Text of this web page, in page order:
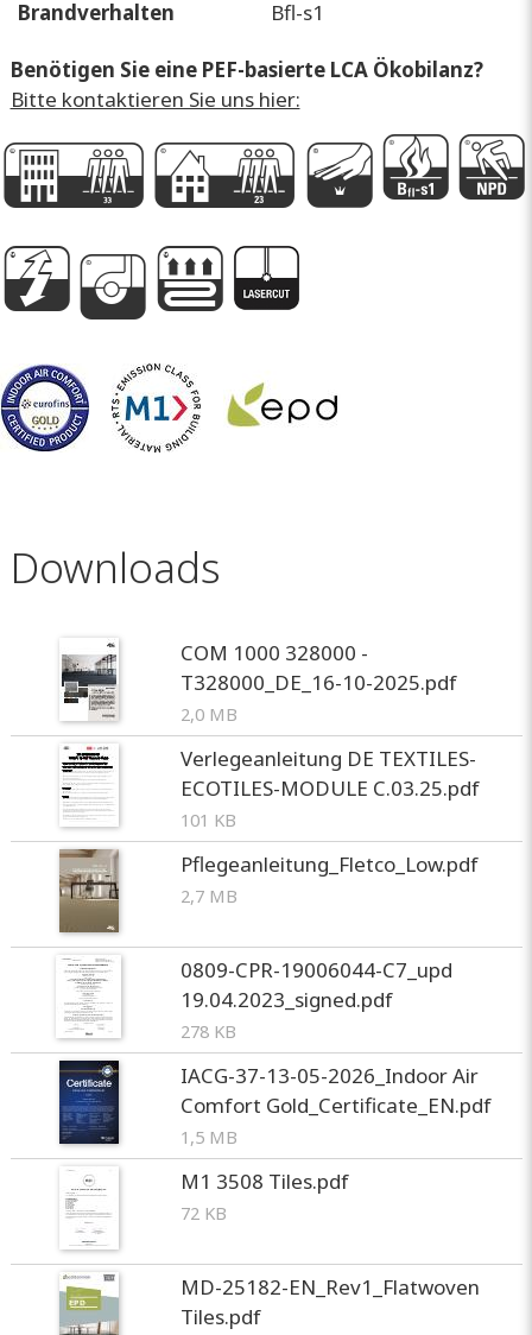
Brandverhalten
Bfl-s1
Benötigen Sie eine PEF-basierte LCA Ökobilanz?
Bitte kontaktieren Sie uns hier:
GDkGP
Age
Downloads
COM 1000 328000 -
T328000_DE_16-10-2025.pdf
2,0 MB
Verlegeanleitung DE TEXTILES-
ECOTILES-MODULE C.03.25.pdf
101 KB
Pflegeanleitung_Fletco_Low.pdf
2,7 MB
0809-CPR-19006044-C7_upd
19.04.2023_signed.pdf
278 KB
IACG-37-13-05-2026_Indoor Air
Comfort Gold_Certificate_EN.pdf
1,5 MB
M1 3508 Tiles.pdf
72 KB
MD-25182-EN_Rev1_Flatwoven
Tiles.pdf